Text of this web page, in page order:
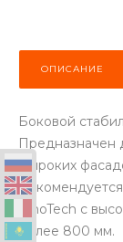
ОПИСАНИЕ
Боковой
Предназначен
широких
InnoTech с
более 800 мм.